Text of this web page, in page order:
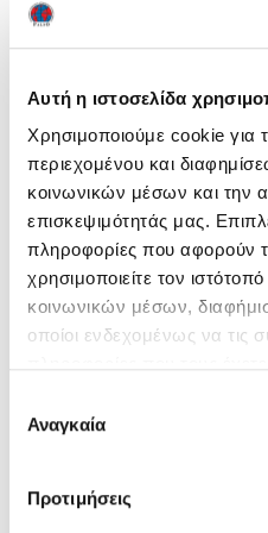
Αυτή η ιστοσελίδα
Χρησιμοποιούμε cookie για
περιεχομένου και
κοινωνικών μέσων και την
επισκεψιμότητάς μας.
πληροφορίες που αφορούν
χρησιμοποιείτε τον
κοινωνικών μέσων,
οποίοι ενδεχομένως να τις
των υπηρεσιών τους.
Μπορείτε να αλλάξετε ή
σας ανά πάσα στιγμή,
συγκατάθεσης
Αναγκαία
Προτιμήσεις
Ευρεση
Ενημέρωση 29/07/2026
July 2026